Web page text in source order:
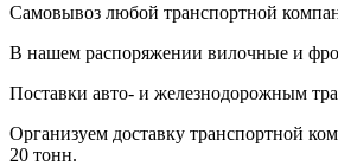
Самовывоз любой транспортной
В нашем распоряжении вилочные и
Поставки авто- и железнодорожным
Организуем доставку транспортной
20 тонн.